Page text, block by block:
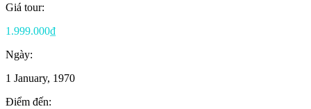
Giá tour:
1.999.000₫
Ngày:
1 January, 1970
Điểm đến: